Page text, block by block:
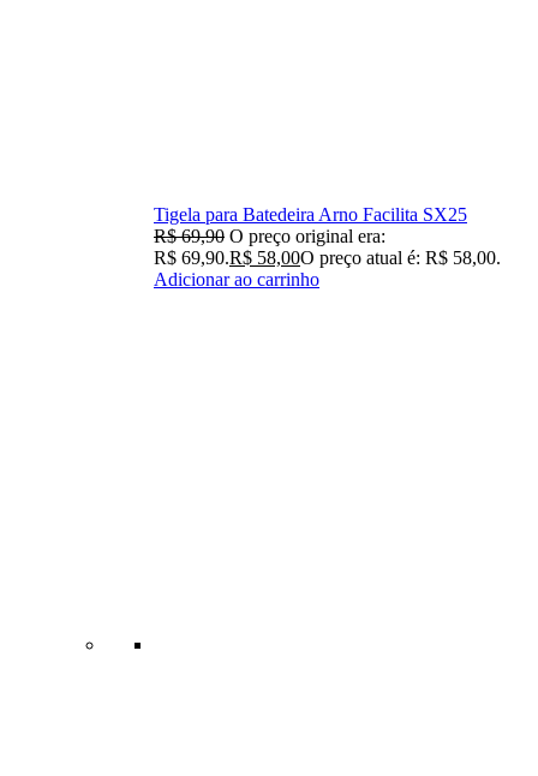
Tigela para Batedeira Arno Facilita SX25
R$69,90 O preço original era:
R$ 69,90.R$ 58,00O preço atual é: R$ 58,00.
Adicionar ao carrinho